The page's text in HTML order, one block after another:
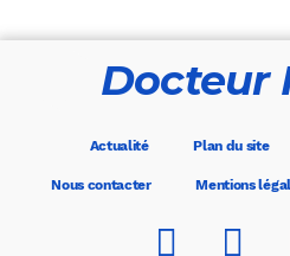
Docteur
Actualité Plan du site
Nous contacter Mentions